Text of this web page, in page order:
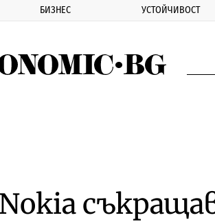
БИЗНЕС УСТОЙЧИВОСТ
Nokia